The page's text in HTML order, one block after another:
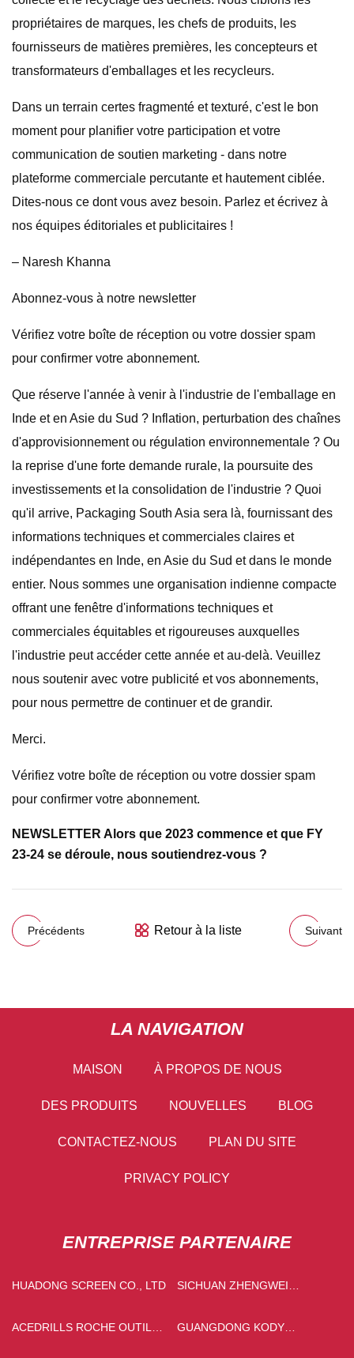
propriétaires de marques, les chefs de produits, les
fournisseurs de matières premières, les concepteurs et
transformateurs d'emballages et les recycleurs.
Dans un terrain certes fragmenté et texturé, c'est le bon
moment pour planifier votre participation et votre
communication de soutien marketing - dans notre
plateforme commerciale percutante et hautement ciblée.
Dites-nous ce dont vous avez besoin. Parlez et écrivez à
nos équipes éditoriales et publicitaires !
– Naresh Khanna
Abonnez-vous à notre newsletter
Vérifiez votre boîte de réception ou votre dossier spam
pour confirmer votre abonnement.
Que réserve l'année à venir à l'industrie de l'emballage en
Inde et en Asie du Sud ? Inflation, perturbation des chaînes
d'approvisionnement ou régulation environnementale ? Ou
la reprise d'une forte demande rurale, la poursuite des
investissements et la consolidation de l'industrie ? Quoi
qu'il arrive, Packaging South Asia sera là, fournissant des
informations techniques et commerciales claires et
indépendantes en Inde, en Asie du Sud et dans le monde
entier. Nous sommes une organisation indienne compacte
offrant une fenêtre d'informations techniques et
commerciales équitables et rigoureuses auxquelles
l'industrie peut accéder cette année et au-delà. Veuillez
nous soutenir avec votre publicité et vos abonnements,
pour nous permettre de continuer et de grandir.
Merci.
Vérifiez votre boîte de réception ou votre dossier spam
pour confirmer votre abonnement.
NEWSLETTER Alors que 2023 commence et que FY
23-24 se déroule, nous soutiendrez-vous ?
Précédents Retour à la liste Suivant
LA NAVIGATION
MAISON À PROPOS DE NOUS
DES PRODUITS NOUVELLES BLOG
CONTACTEZ-NOUS PLAN DU SITE
PRIVACY POLICY
ENTREPRISE PARTENAIRE
HUADONG SCREEN CO., LTD
SICHUAN ZHENGWEI
CIE., LTD
ACEDRILLS ROCHE OUTILS
GUANGDONG KODY